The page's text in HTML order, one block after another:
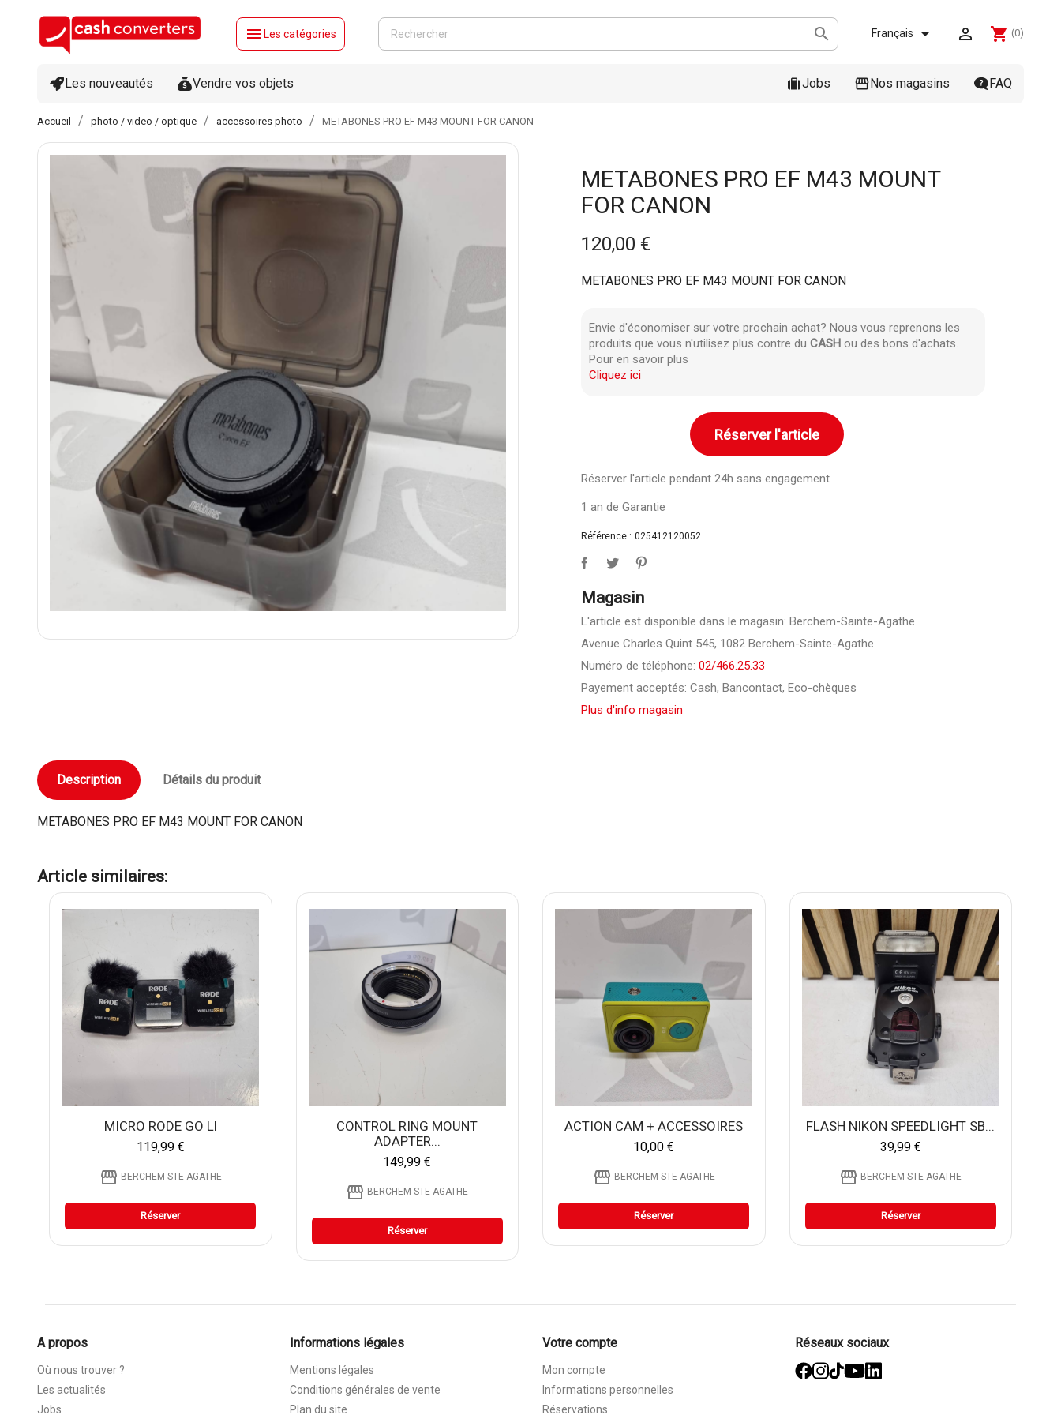
menu Les catégories  shopping_cart (0)
Français  
Les nouveautés Vendre vos objets Jobs Nos magasins FAQ
Accueil photo / video / optique accessoires photo METABONES PRO EF M43 MOUNT FOR CANON
METABONES PRO EF M43 MOUNT
FOR CANON
120,00 €
METABONES PRO EF M43 MOUNT FOR CANON
Envie d'économiser sur votre prochain achat? Nous vous reprenons les
produits que vous n'utilisez plus contre du CASH ou des bons d'achats.
Pour en savoir plus
Cliquez ici
Réserver l'article
Réserver l'article pendant 24h sans engagement
1 an de Garantie
Référence : 025412120052
Magasin
L'article est disponible dans le magasin: Berchem-Sainte-Agathe
Avenue Charles Quint 545, 1082 Berchem-Sainte-Agathe
Numéro de téléphone: 02/466.25.33
Payement acceptés: Cash, Bancontact, Eco-chèques
Plus d'info magasin
Description Détails du produit
METABONES PRO EF M43 MOUNT FOR CANON
Article similaires:
MICRO RODE GO Ll
119,99 €
storefront BERCHEM STE-AGATHE
Réserver
CONTROL RING MOUNT
ADAPTER...
149,99 €
storefront BERCHEM STE-AGATHE
Réserver
ACTION CAM + ACCESSOIRES
10,00 €
storefront BERCHEM STE-AGATHE
Réserver
FLASH NIKON SPEEDLIGHT SB...
39,99 €
storefront BERCHEM STE-AGATHE
Réserver
A propos
Où nous trouver ?
Les actualités
Jobs
Informations légales
Mentions légales
Conditions générales de vente
Plan du site
Votre compte
Mon compte
Informations personnelles
Réservations
Réseaux sociaux
facebook
Instagram
TikTokYouTube
Linked